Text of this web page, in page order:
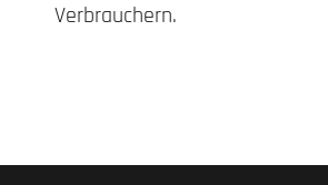
Verbrauchern.